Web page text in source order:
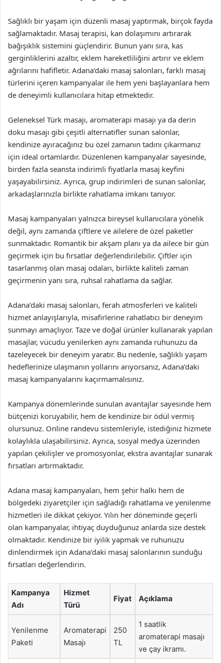
Sağlıklı bir yaşam için düzenli masaj yaptırmak, birçok fayda
sağlamaktadır. Masaj terapisi, kan dolaşımını artırarak
bağışıklık sistemini güçlendirir. Bunun yanı sıra, kas
gerginliklerini azaltır, eklem hareketliliğini artırır ve eklem
ağrılarını hafifletir. Adana’daki masaj salonları, farklı masaj
türlerini içeren kampanyalar ile hem yeni başlayanlara hem
de deneyimli kullanıcılara hitap etmektedir.
Geleneksel Türk masajı, aromaterapi masajı ya da derin
doku masajı gibi çeşitli alternatifler sunan salonlar,
kendinize ayıracağınız bu özel zamanın tadını çıkarmanız
için ideal ortamlardır. Düzenlenen kampanyalar sayesinde,
birden fazla seansta indirimli fiyatlarla masaj keyfini
yaşayabilirsiniz. Ayrıca, grup indirimleri de sunan salonlar,
arkadaşlarınızla birlikte rahatlama imkanı tanıyor.
Masaj kampanyaları yalnızca bireysel kullanıcılara yönelik
değil, aynı zamanda çiftlere ve ailelere de özel paketler
sunmaktadır. Romantik bir akşam planı ya da ailece bir gün
geçirmek için bu fırsatlar değerlendirilebilir. Çiftler için
tasarlanmış olan masaj odaları, birlikte kaliteli zaman
geçirmenin yanı sıra, ruhsal rahatlama da sağlar.
Adana’daki masaj salonları, ferah atmosferleri ve kaliteli
hizmet anlayışlarıyla, misafirlerine rahatlatıcı bir deneyim
sunmayı amaçlıyor. Taze ve doğal ürünler kullanarak yapılan
masajlar, vücudu yenilerken aynı zamanda ruhunuzu da
tazeleyecek bir deneyim yaratır. Bu nedenle, sağlıklı yaşam
hedeflerinize ulaşmanın yollarını arıyorsanız, Adana’daki
masaj kampanyalarını kaçırmamalısınız.
Kampanya dönemlerinde sunulan avantajlar sayesinde hem
bütçenizi koruyabilir, hem de kendinize bir ödül vermiş
olursunuz. Online randevu sistemleriyle, istediğiniz hizmete
kolaylıkla ulaşabilirsiniz. Ayrıca, sosyal medya üzerinden
yapılan çekilişler ve promosyonlar, ekstra avantajlar sunarak
fırsatları artırmaktadır.
Adana masaj kampanyaları, hem şehir halkı hem de
bölgedeki ziyaretçiler için sağladığı rahatlama ve yenilenme
hizmetleri ile dikkat çekiyor. Yılın her döneminde geçerli
olan kampanyalar, ihtiyaç duyduğunuz anlarda size destek
olmaktadır. Kendinize bir iyilik yapmak ve ruhunuzu
dinlendirmek için Adana’daki masaj salonlarının sunduğu
fırsatları değerlendirin.
Kampanya
Adı
Hizmet
Türü
Fiyat Açıklama
Yenilenme
Paketi
Aromaterapi
Masajı
250
TL
1 saatlik
aromaterapi masajı
ve çay ikramı.